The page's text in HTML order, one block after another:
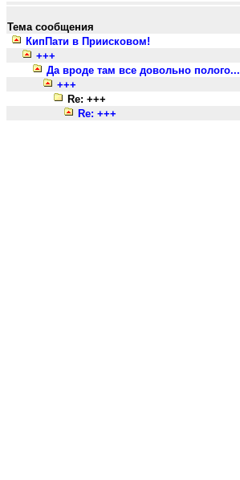
Тема сообщения
КипПати в Приисковом!
+++
Да вроде там все довольно полого...
+++
Re: +++
Re: +++